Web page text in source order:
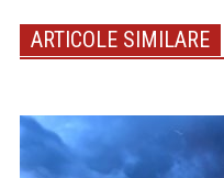
ARTICOLE SIMILARE